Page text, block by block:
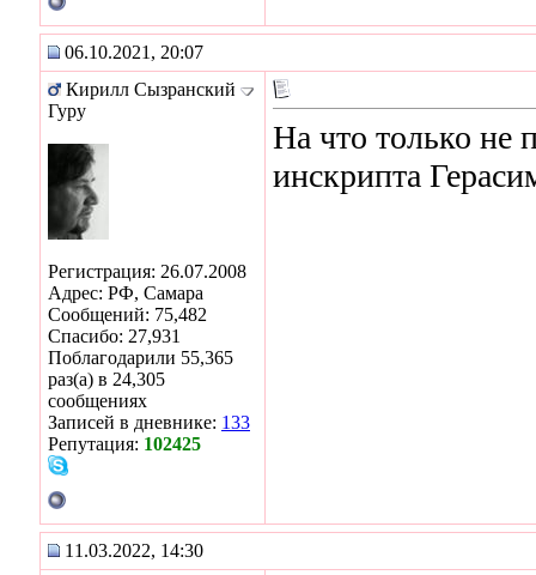
06.10.2021, 20:07
Кирилл Сызранский
Гуру
Регистрация: 26.07.2008
Адрес: РФ, Самара
Сообщений: 75,482
Спасибо: 27,931
Поблагодарили 55,365
раз(а) в 24,305
сообщениях
Записей в дневнике: 133
Репутация: 102425
На что только не
инскрипта
11.03.2022, 14:30